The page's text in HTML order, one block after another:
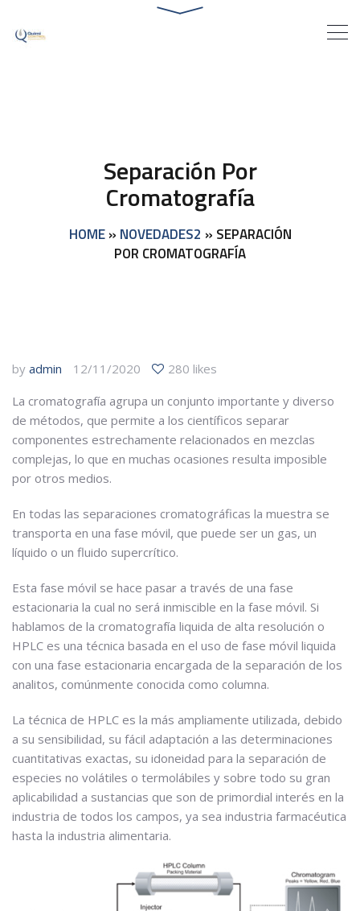
Separación Por
Cromatografía
HOME» NOVEDADES2 » SEPARACIÓN
POR CROMATOGRAFÍA
by admin 12/11/2020
280 likes
La cromatografía agrupa un conjunto importante y diverso
de métodos, que permite a los científicos separar
componentes estrechamente relacionados en mezclas
complejas, lo que en muchas ocasiones resulta imposible
por otros medios.
En todas las separaciones cromatográficas la muestra se
transporta en una fase móvil, que puede ser un gas, un
líquido o un fluido supercrítico.
Esta fase móvil se hace pasar a través de una fase
estacionaria la cual no será inmiscible en la fase móvil. Si
hablamos de la cromatografía liquida de alta resolución o
HPLC es una técnica basada en el uso de fase móvil liquida
con una fase estacionaria encargada de la separación de los
analitos, comúnmente conocida como columna.
La técnica de HPLC es la más ampliamente utilizada, debido
a su sensibilidad, su fácil adaptación a las determinaciones
cuantitativas exactas, su idoneidad para la separación de
especies no volátiles o termolábiles y sobre todo su gran
aplicabilidad a sustancias que son de primordial interés en la
industria de todos los campos, ya sea industria farmacéutica
hasta la industria alimentaria.